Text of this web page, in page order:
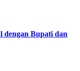
dengan Bupati dan